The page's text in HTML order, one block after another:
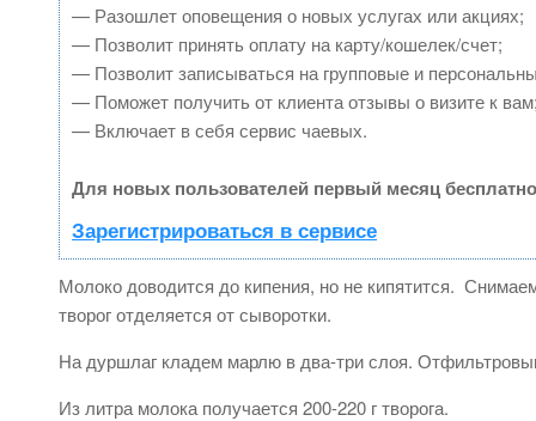
— Разошлет оповещения о новых услугах или акциях;
— Позволит принять оплату на карту/кошелек/счет;
— Позволит записываться на групповые и
— Поможет получить от клиента отзывы о визите к
— Включает в себя сервис чаевых.
Для новых пользователей первый месяц
Зарегистрироваться в сервисе
Молоко доводится до кипения, но не кипятится.
творог отделяется от сыворотки.
На дуршлаг кладем марлю в два-три слоя.
Из литра молока получается 200-220 г творога.